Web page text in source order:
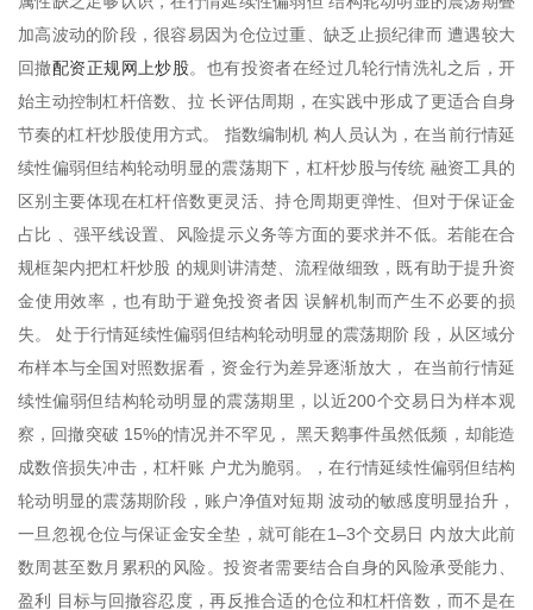
加高波动的阶段，很容易因为仓位过重、缺乏止损纪律而 遭遇较大
回撤配资正规网上炒股。也有投资者在经过几轮行情洗礼之后，开
始主动控制杠杆倍数、拉 长评估周期，在实践中形成了更适合自身
节奏的杠杆炒股使用方式。 指数编制机 构人员认为，在当前行情延
续性偏弱但结构轮动明显的震荡期下，杠杆炒股与传统 融资工具的
区别主要体现在杠杆倍数更灵活、持仓周期更弹性、但对于保证金
占比 、强平线设置、风险提示义务等方面的要求并不低。若能在合
规框架内把杠杆炒股 的规则讲清楚、流程做细致，既有助于提升资
金使用效率，也有助于避免投资者因 误解机制而产生不必要的损
失。 处于行情延续性偏弱但结构轮动明显的震荡期阶 段，从区域分
布样本与全国对照数据看，资金行为差异逐渐放大， 在当前行情延
续性偏弱但结构轮动明显的震荡期里，以近200个交易日为样本观
察，回撤突破 15%的情况并不罕见， 黑天鹅事件虽然低频，却能造
成数倍损失冲击，杠杆账 户尤为脆弱。，在行情延续性偏弱但结构
轮动明显的震荡期阶段，账户净值对短期 波动的敏感度明显抬升，
一旦忽视仓位与保证金安全垫，就可能在1–3个交易日 内放大此前
数周甚至数月累积的风险。投资者需要结合自身的风险承受能力、
盈利 目标与回撤容忍度，再反推合适的仓位和杠杆倍数，而不是在